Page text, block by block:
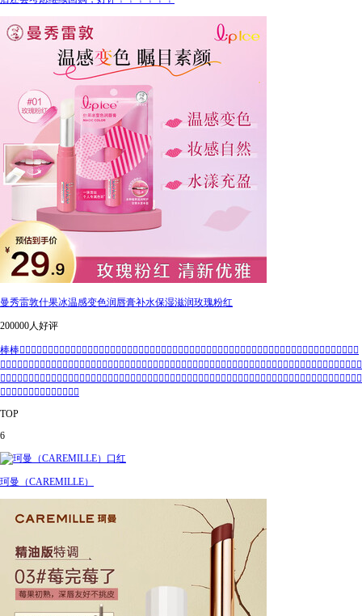
曼秀雷敦什果冰温感变色润唇膏补水保湿滋润玫瑰粉红
200000人好评
棒棒👍🏻👍🏻👍🏻👍🏻👍🏻👍🏻👍🏻👍🏻👍🏻👍🏻👍🏻👍🏻👍🏻👍🏻👍🏻👍🏻👍🏻👍🏻👍🏻👍🏻👍🏻👍🏻👍🏻👍🏻👍🏻👍🏻👍🏻👍🏻👍🏻👍🏻
👍🏻👍🏻👍🏻👍🏻👍🏻👍🏻👍🏻👍🏻👍🏻👍🏻👍🏻👍🏻👍🏻👍🏻👍🏻👍🏻👍🏻👍🏻👍🏻👍🏻👍🏻👍🏻👍🏻👍🏻👍🏻👍🏻👍🏻👍🏻👍🏻👍🏻👍🏻👍🏻
👍🏻👍🏻👍🏻👍🏻👍🏻👍🏻👍🏻👍🏻👍🏻👍🏻👍🏻👍🏻👍🏻👍🏻👍🏻👍🏻👍🏻👍🏻👍🏻👍🏻👍🏻👍🏻👍🏻👍🏻👍🏻👍🏻👍🏻👍🏻👍🏻👍🏻👍🏻👍🏻
👍🏻👍🏻👍🏻👍🏻👍🏻👍🏻👍🏻
TOP
6
珂曼（CAREMILLE）